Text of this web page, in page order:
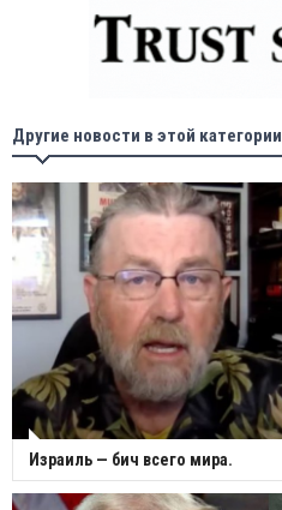
Другие новости в этой категории
Израиль — бич всего мира.